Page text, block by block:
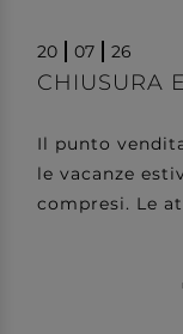
15 06
Era da
nostra
mancare il